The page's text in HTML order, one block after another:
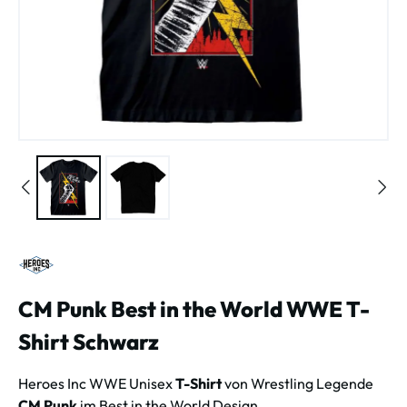
CM Punk Best in the World WWE T-
Shirt Schwarz
Heroes Inc WWE UnisexT-Shirtvon Wrestling Legende